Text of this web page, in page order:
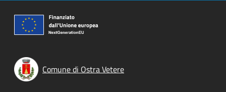
Comune di Ostra Vetere